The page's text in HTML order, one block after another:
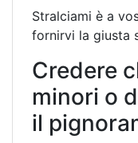
Stralciami è a
fornirvi la giusta
Credere
minori o
il